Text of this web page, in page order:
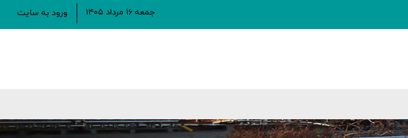
جمعه ۱۶ مرداد ۱۴۰۵ ورود به سایت
قبلی